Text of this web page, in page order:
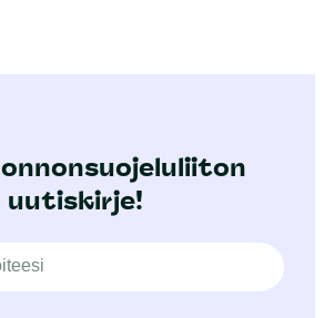
uutiskirje!